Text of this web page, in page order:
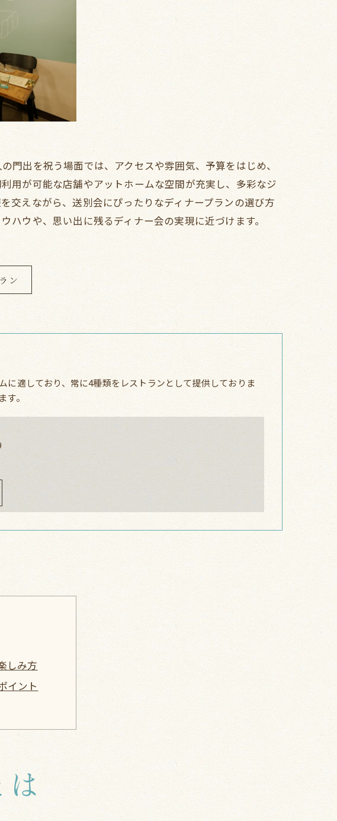
出を祝う場面では、アクセスや雰囲気、予算をはじめ、
用が可能な店舗やアットホームな空間が充実し、多彩なジ
交えながら、送別会にぴったりなディナープランの選び方
ウや、思い出に残るディナー会の実現に近づけます。
ン
適しており、常に4種類をレストランとして提供しておりま
。
しみ方
イント
傾向
コツ
づくり